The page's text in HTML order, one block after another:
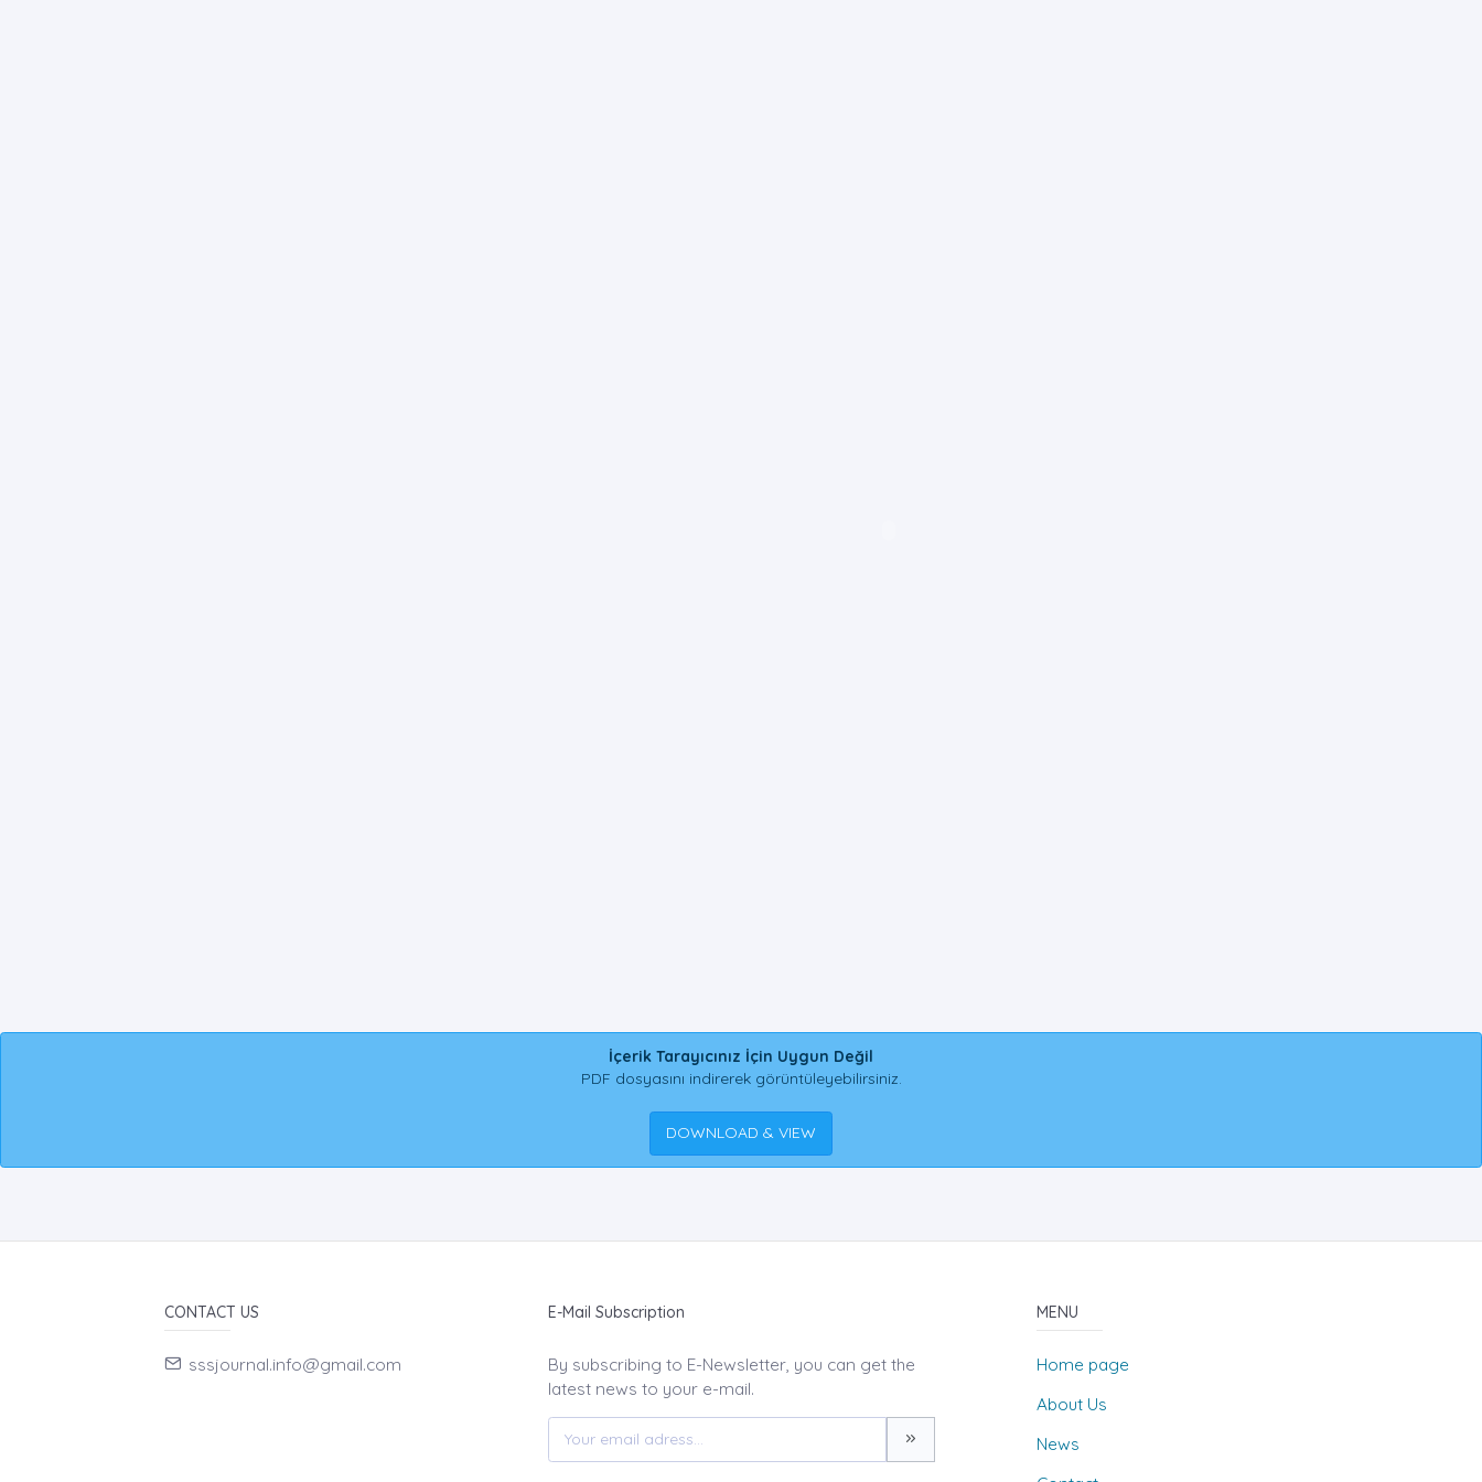
İçerik Tarayıcınız İçin Uygun Değil
PDF dosyasını indirerek görüntüleyebilirsiniz.
DOWNLOAD & VIEW
CONTACT US
sssjournal.info@gmail.com
E-Mail Subscription
By subscribing to E-Newsletter, you can get the
latest news to your e-mail.
MENU
Home page
About Us
News